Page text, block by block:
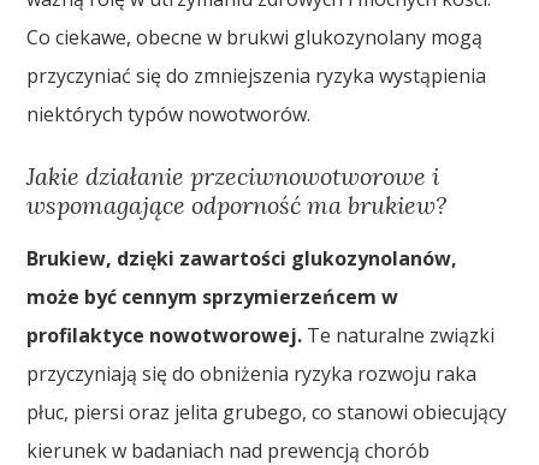
Co ciekawe, obecne w brukwi glukozynolany mogą
przyczyniać się do zmniejszenia ryzyka wystąpienia
niektórych typów nowotworów.
Jakie działanie przeciwnowotworowe i
wspomagające odporność ma brukiew?
Brukiew, dzięki zawartości glukozynolanów,
może być cennym sprzymierzeńcem w
profilaktyce nowotworowej. Te naturalne związki
przyczyniają się do obniżenia ryzyka rozwoju raka
płuc, piersi oraz jelita grubego, co stanowi obiecujący
kierunek w badaniach nad prewencją chorób